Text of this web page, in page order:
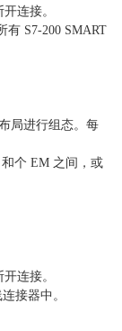
连接。
S7-200 SMART
局进行组态。每
个 EM 之间，或
连接。
接器中。